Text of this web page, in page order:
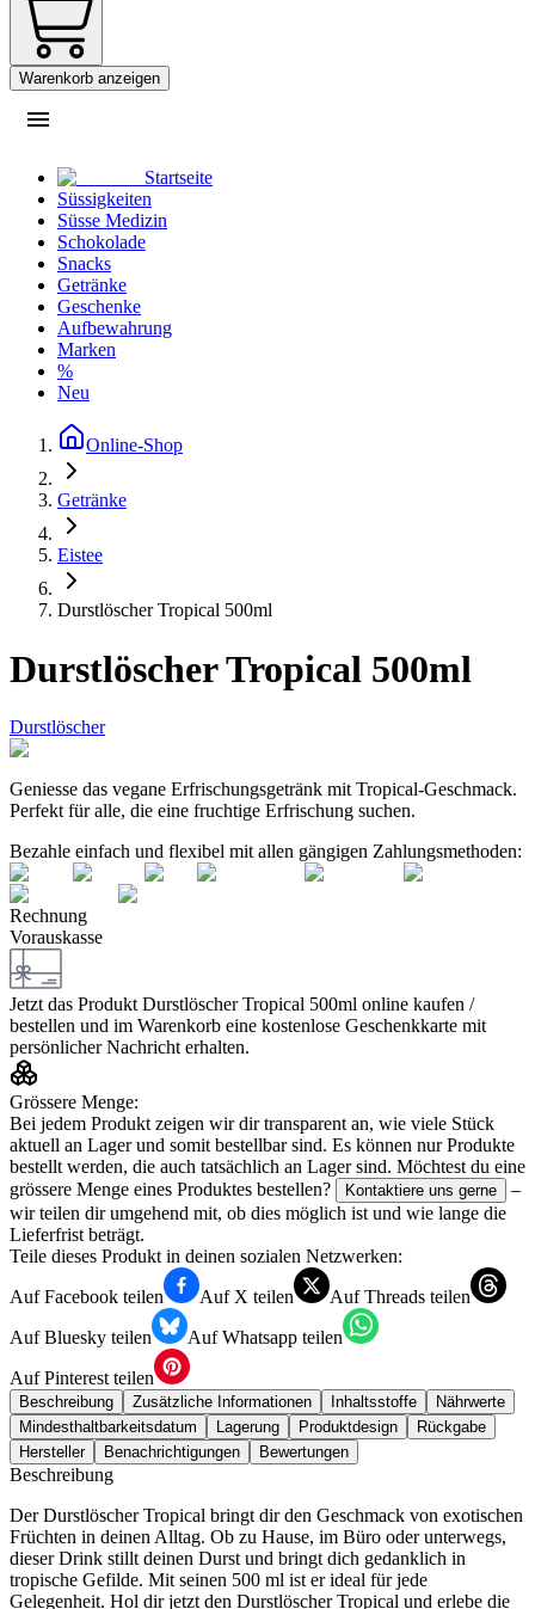
Warenkorb anzeigen
Startseite
Süssigkeiten
Süsse Medizin
Schokolade
Snacks
Getränke
Geschenke
Aufbewahrung
Marken
%
Neu
Online-Shop
Getränke
Eistee
Durstlöscher Tropical 500ml
Durstlöscher Tropical 500ml
Durstlöscher
Geniesse das vegane Erfrischungsgetränk mit Tropical-Geschmack.
Perfekt für alle, die eine fruchtige Erfrischung suchen.
Bezahle einfach und flexibel mit allen gängigen Zahlungsmethoden:
Rechnung
Vorauskasse
Jetzt das Produkt Durstlöscher Tropical 500ml online kaufen /
bestellen und im Warenkorb eine kostenlose Geschenkkarte mit
persönlicher Nachricht erhalten.
Grössere Menge:
Bei jedem Produkt zeigen wir dir transparent an, wie viele Stück
aktuell an Lager und somit bestellbar sind. Es können nur Produkte
bestellt werden, die auch tatsächlich an Lager sind. Möchtest du eine
grössere Menge eines Produktes bestellen?
Kontaktiere uns gerne
–
wir teilen dir umgehend mit, ob dies möglich ist und wie lange die
Lieferfrist beträgt.
Teile dieses Produkt in deinen sozialen Netzwerken:
Auf Facebook teilen
Auf X teilen
Auf Threads teilen
Auf Bluesky teilen
Auf Whatsapp teilen
Auf Pinterest teilen
Beschreibung Zusätzliche Informationen Inhaltsstoffe
Nährwerte
Mindesthaltbarkeitsdatum
Lagerung Produktdesign
Rückgabe
Hersteller
Benachrichtigungen Bewertungen
Beschreibung
Der Durstlöscher Tropical bringt dir den Geschmack von exotischen
Früchten in deinen Alltag. Ob zu Hause, im Büro oder unterwegs,
dieser Drink stillt deinen Durst und bringt dich gedanklich in
tropische Gefilde. Mit seinen 500 ml ist er ideal für jede
Gelegenheit. Hol dir jetzt den Durstlöscher Tropical und erlebe die